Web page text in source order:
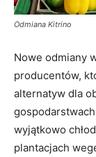
Odmiana Kitrino
Nowe odmiany
producentów,
alternatyw dla
wyjątkowo
plantacjach